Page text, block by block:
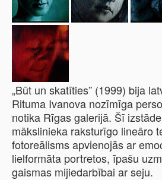
„Būt un skatīties” (1999) bija
Rituma Ivanova nozīmīga
notika Rīgas galerijā. Šī
mākslinieka raksturīgo lineāro
fotoreālisms apvienojās ar
lielformāta portretos, īpašu
gaismas mijiedarbībai ar seju.